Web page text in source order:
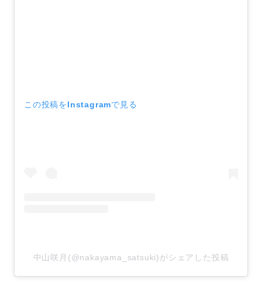
この投稿をInstagramで見る
中山咲月(@nakayama_satsuki)がシェアした投稿